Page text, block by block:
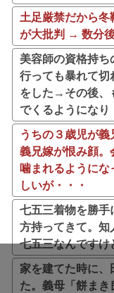
土足厳禁だから
が大批判 → 数分
美容師の資格持ち
行っても暴れて切
をした→その後、
でくるようになり
うちの３歳児が
義兄嫁が恨み顔。
噛まれるように
しいが・・・
七五三着物を勝手
方持ってきて。知
七五三なんですけ
家を建てた時に、
た。義母「餅ま